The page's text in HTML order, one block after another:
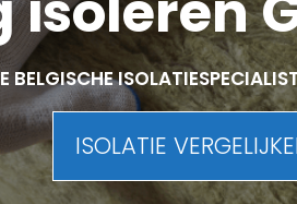
BELGISCHE
ISOLATIE